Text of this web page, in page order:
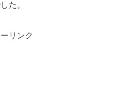
た。
リンク